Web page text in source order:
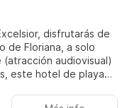
disfrutarás de
de Floriana, a solo
audiovisual)